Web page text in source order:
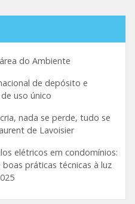
do Ambiente
de depósito e
uso único
nada se perde, tudo se
de Lavoisier
elétricos em condomínios:
práticas técnicas à luz